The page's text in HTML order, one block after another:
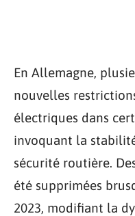
En Allemagne,
nouvelles
électriques dans
invoquant la
sécurité routière.
été supprimées
2023, modifiant la